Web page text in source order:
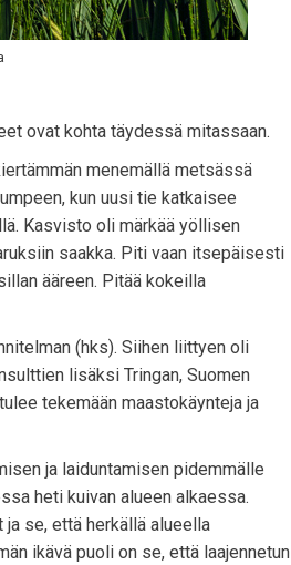
ovat kohta täydessä mitassaan.
menemällä metsässä
kun uusi tie katkaisee
Kasvisto oli märkää yöllisen
saakka. Piti vaan itsepäisesti
ääreen. Pitää kokeilla
(hks). Siihen liittyen oli
lisäksi Tringan, Suomen
tekemään maastokäynteja ja
ja laiduntamisen pidemmälle
heti kuivan alueen alkaessa.
se, että herkällä alueella
ikävä puoli on se, että laajennetun